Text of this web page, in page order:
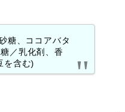
糖、ココアバタ
／乳化剤、香
を含む)